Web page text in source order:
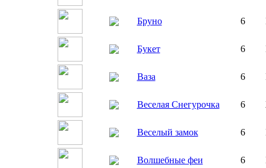
Бруно 6
Букет 6
Ваза 6
Веселая Снегурочка 6
Веселый замок 6
Волшебные феи 6